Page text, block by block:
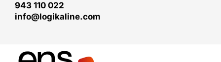
943 110 022
info@logikaline.com